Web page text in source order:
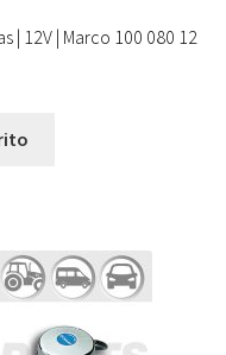
12V | Marco 100 080 12